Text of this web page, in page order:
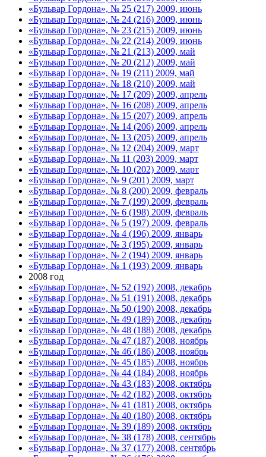
«Бульвар Гордона», № 25 (217) 2009, июнь
«Бульвар Гордона», № 24 (216) 2009, июнь
«Бульвар Гордона», № 23 (215) 2009, июнь
«Бульвар Гордона», № 22 (214) 2009, июнь
«Бульвар Гордона», № 21 (213) 2009, май
«Бульвар Гордона», № 20 (212) 2009, май
«Бульвар Гордона», № 19 (211) 2009, май
«Бульвар Гордона», № 18 (210) 2009, май
«Бульвар Гордона», № 17 (209) 2009, апрель
«Бульвар Гордона», № 16 (208) 2009, апрель
«Бульвар Гордона», № 15 (207) 2009, апрель
«Бульвар Гордона», № 14 (206) 2009, апрель
«Бульвар Гордона», № 13 (205) 2009, апрель
«Бульвар Гордона», № 12 (204) 2009, март
«Бульвар Гордона», № 11 (203) 2009, март
«Бульвар Гордона», № 10 (202) 2009, март
«Бульвар Гордона», № 9 (201) 2009, март
«Бульвар Гордона», № 8 (200) 2009, февраль
«Бульвар Гордона», № 7 (199) 2009, февраль
«Бульвар Гордона», № 6 (198) 2009, февраль
«Бульвар Гордона», № 5 (197) 2009, февраль
«Бульвар Гордона», № 4 (196) 2009, январь
«Бульвар Гордона», № 3 (195) 2009, январь
«Бульвар Гордона», № 2 (194) 2009, январь
«Бульвар Гордона», № 1 (193) 2009, январь
2008 год
«Бульвар Гордона», № 52 (192) 2008, декабрь
«Бульвар Гордона», № 51 (191) 2008, декабрь
«Бульвар Гордона», № 50 (190) 2008, декабрь
«Бульвар Гордона», № 49 (189) 2008, декабрь
«Бульвар Гордона», № 48 (188) 2008, декабрь
«Бульвар Гордона», № 47 (187) 2008, ноябрь
«Бульвар Гордона», № 46 (186) 2008, ноябрь
«Бульвар Гордона», № 45 (185) 2008, ноябрь
«Бульвар Гордона», № 44 (184) 2008, ноябрь
«Бульвар Гордона», № 43 (183) 2008, октябрь
«Бульвар Гордона», № 42 (182) 2008, октябрь
«Бульвар Гордона», № 41 (181) 2008, октябрь
«Бульвар Гордона», № 40 (180) 2008, октябрь
«Бульвар Гордона», № 39 (189) 2008, октябрь
«Бульвар Гордона», № 38 (178) 2008, сентябрь
«Бульвар Гордона», № 37 (177) 2008, сентябрь